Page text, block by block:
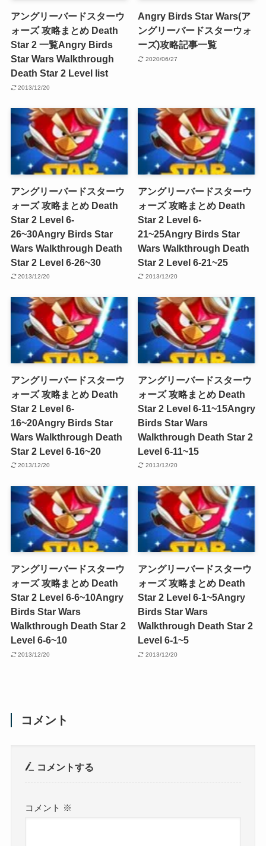
アングリーバードスターウ
ォーズ 攻略まとめ Death
Star 2 一覧Angry Birds
Star Wars Walkthrough
Death Star 2 Level list
2013/12/20
Angry Birds Star Wars(ア
ングリーバードスターウォ
ーズ)攻略記事一覧
2020/06/27
アングリーバードスターウ
ォーズ 攻略まとめ Death
Star 2 Level 6-
26~30Angry Birds Star
Wars Walkthrough Death
Star 2 Level 6-26~30
2013/12/20
アングリーバードスターウ
ォーズ 攻略まとめ Death
Star 2 Level 6-
21~25Angry Birds Star
Wars Walkthrough Death
Star 2 Level 6-21~25
2013/12/20
アングリーバードスターウ
ォーズ 攻略まとめ Death
Star 2 Level 6-
16~20Angry Birds Star
Wars Walkthrough Death
Star 2 Level 6-16~20
2013/12/20
アングリーバードスターウ
ォーズ 攻略まとめ Death
Star 2 Level 6-11~15Angry
Birds Star Wars
Walkthrough Death Star 2
Level 6-11~15
2013/12/20
アングリーバードスターウ
ォーズ 攻略まとめ Death
Star 2 Level 6-6~10Angry
Birds Star Wars
Walkthrough Death Star 2
Level 6-6~10
2013/12/20
アングリーバードスターウ
ォーズ 攻略まとめ Death
Star 2 Level 6-1~5Angry
Birds Star Wars
Walkthrough Death Star 2
Level 6-1~5
2013/12/20
コメント
コメントする
コメント ※